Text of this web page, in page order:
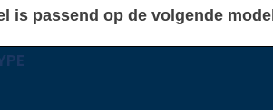
is passend op de volgende